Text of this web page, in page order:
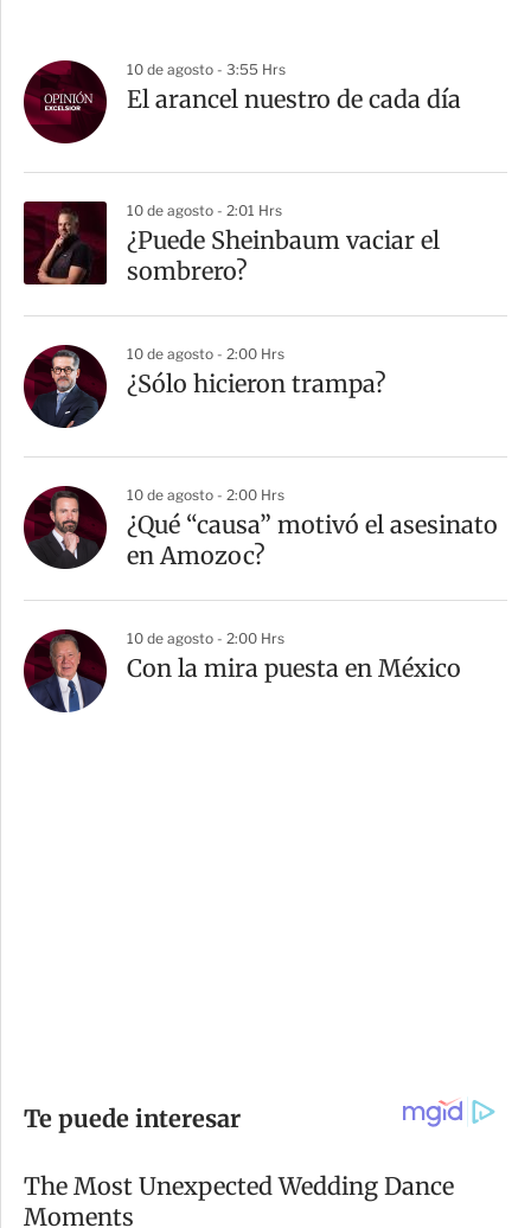
10 de agosto - 3:55 Hrs
El arancel nuestro de cada día
10 de agosto - 2:01 Hrs
¿Puede Sheinbaum vaciar el
sombrero?
10 de agosto - 2:00 Hrs
¿Sólo hicieron trampa?
10 de agosto - 2:00 Hrs
¿Qué “causa” motivó el asesinato
en Amozoc?
10 de agosto - 2:00 Hrs
Con la mira puesta en México